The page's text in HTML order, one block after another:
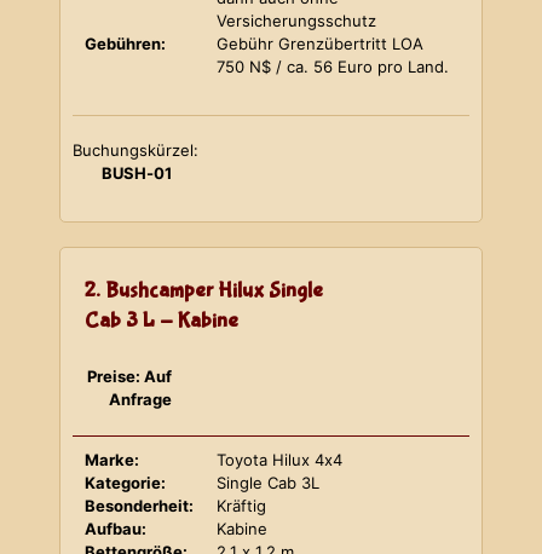
Versicherungsschutz
Gebühren:
Gebühr Grenzübertritt LOA
750 N$ / ca. 56 Euro pro Land.
Buchungskürzel:
BUSH-01
2. Bushcamper Hilux Single
Cab 3 L - Kabine
Preise: Auf
Anfrage
Marke:
Toyota Hilux 4x4
Kategorie:
Single Cab 3L
Besonderheit:
Kräftig
Aufbau:
Kabine